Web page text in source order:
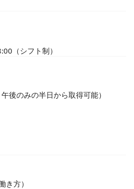
（シフト制）
後のみの半日から取得可能）
き方）